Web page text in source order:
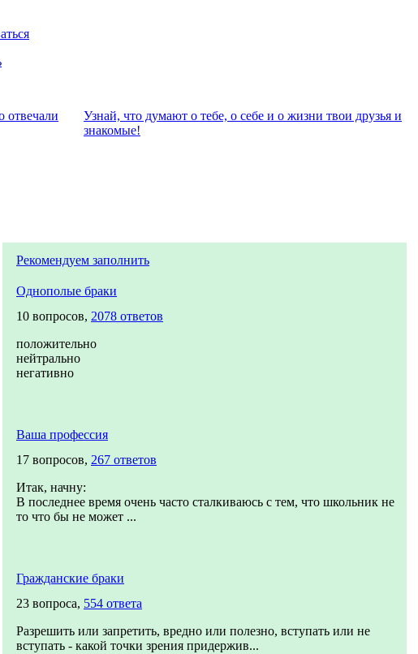
отвeчали
Узнай, что думают о тебе, о себе и о жизни твои друзья и
знакомые!
Рекомендуем заполнить
Однополые браки
10 вопросов, 2078 ответов
положительно
нейтрально
негативно
Ваша профессия
17 вопросов, 267 ответов
Итак, начну:
В последнее время очень часто сталкиваюсь с тем, что школьник не
то что бы не может ...
Гражданские браки
23 вопроса, 554 ответа
Разрешить или запретить, вредно или полезно, вступать или не
вступать - какой точки зрения придержив...